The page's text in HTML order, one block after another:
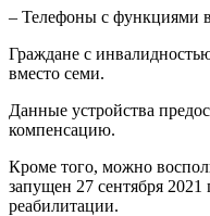
– Телефоны с функциями
Граждане с
вместо семи.
Данные устройства
компенсацию.
Кроме того, можно
запущен 27 сентября
реабилитации.